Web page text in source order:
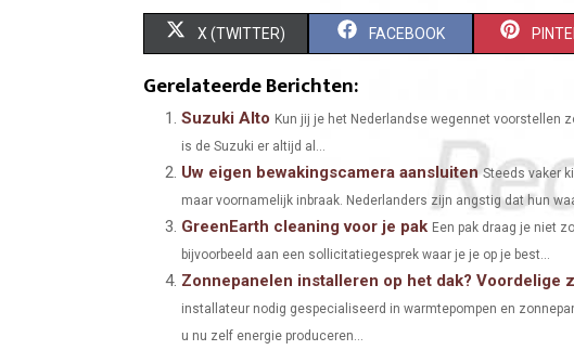
S
R
O
X (TWITTER) S
A
O
N
FACEBOOK S
A
E
O
Gerelateerde Berichten:
Suzuki Alto Kun jij je het Nederlandse wegennet voorstellen
is de Suzuki er altijd al...
Uw eigen bewakingscamera aansluiten Steeds vaker
maar voornamelijk inbraak. Nederlanders zijn angstig dat hun
GreenEarth cleaning voor je pak Een pak draag je niet
bijvoorbeeld aan een sollicitatiegesprek waar je je op je best...
Zonnepanelen installeren op het dak? Voordelige
installateur nodig gespecialiseerd in warmtepompen en
u nu zelf energie produceren...